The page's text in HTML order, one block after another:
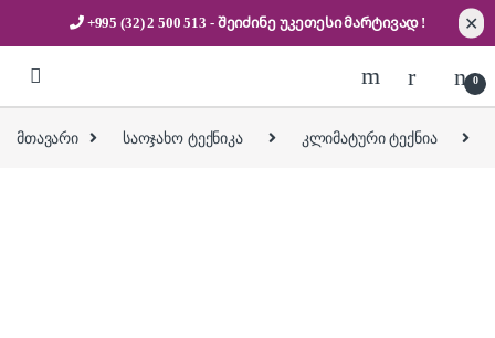
+995 (32) 2 500 513 - შეიძინე უკეთესიმარტივად ! ✕
0
მთავარი საოჯახო ტექნიკა კლიმატური ტექნია